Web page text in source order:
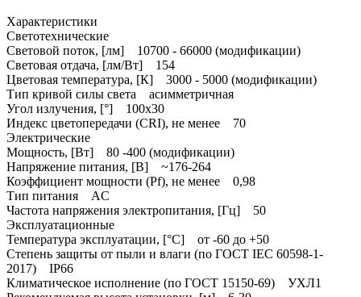
Характеристики
Светотехнические
Световой поток, [лм] 10700 - 66000 (модификации)
Световая отдача, [лм/Вт] 154
Цветовая температура, [К] 3000 - 5000 (модификации)
Тип кривой силы света асимметричная
Угол излучения, [°] 100x30
Индекс цветопередачи (CRI), не менее 70
Электрические
Мощность, [Вт] 80 -400 (модификации)
Напряжение питания, [В] ~176-264
Коэффициент мощности (Pf), не менее 0,98
Тип питания AC
Частота напряжения электропитания, [Гц] 50
Эксплуатационные
Температура эксплуатации, [°С] от -60 до +50
Степень защиты от пыли и влаги (по ГОСТ IEC 60598-1-
2017) IP66
Климатическое исполнение (по ГОСТ 15150-69) УХЛ1